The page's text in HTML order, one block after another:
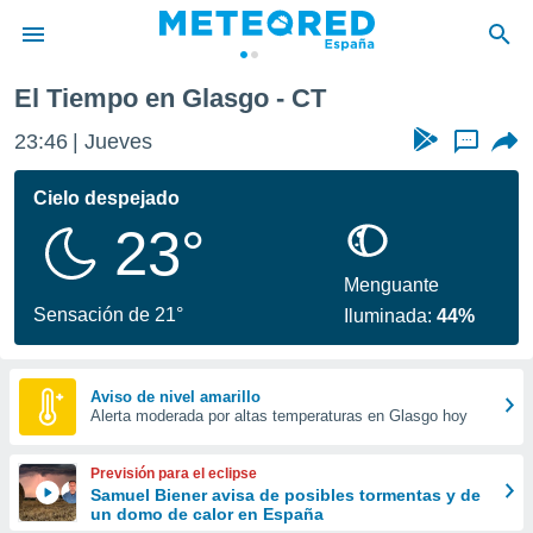
de
por
se
calidad.
a este
las
y
forma
digital
basada
El Tiempo en Glasgo - CT
23:46 Jueves ...
Cielo despejado
23°
Sensación de 21°
Menguante
Iluminada:44%
Aviso de nivel amarillo
Alerta moderada por altas temperaturas en Glasgo hoy
Previsión para el eclipse
Samuel Biener avisa de posibles tormentas y de
un domo de calor en España